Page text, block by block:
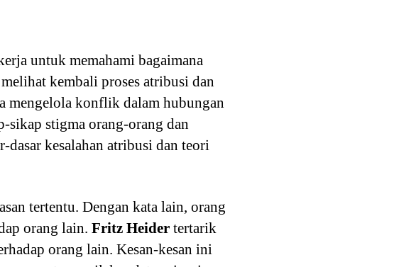
untuk memahami bagaimana
kembali proses atribusi dan
mengelola konflik dalam hubungan
sikap stigma orang-orang dan
kesalahan atribusi dan teori
tertentu. Dengan kata lain, orang
orang lain. Fritz Heider tertarik
orang lain. Kesan-kesan ini